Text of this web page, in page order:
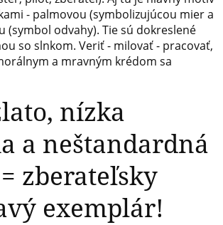
- palmovou (symbolizujúcou mier a
(symbol odvahy). Tie sú dokreslené
so slnkom. Veriť - milovať - pracovať,
a mravným krédom sa
nízka
a neštandardná
zberateľsky
exemplár!